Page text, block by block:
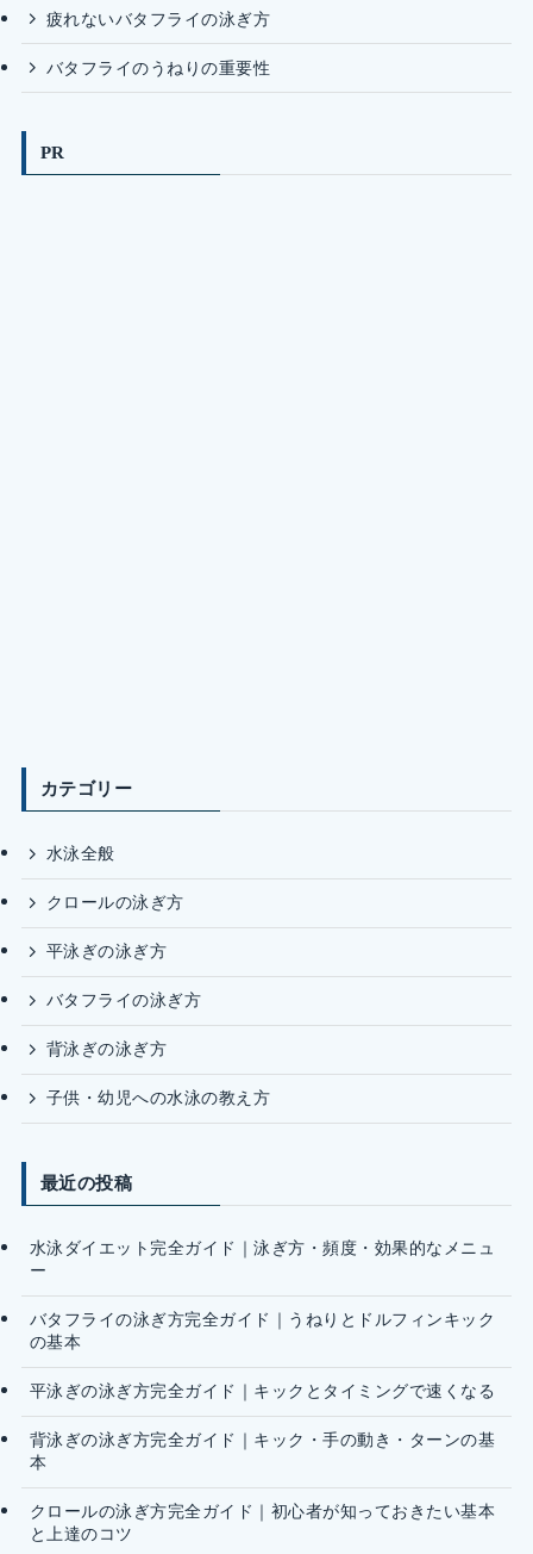
疲れないバタフライの泳ぎ方
バタフライのうねりの重要性
PR
カテゴリー
水泳全般
クロールの泳ぎ方
平泳ぎの泳ぎ方
バタフライの泳ぎ方
背泳ぎの泳ぎ方
子供・幼児への水泳の教え方
最近の投稿
水泳ダイエット完全ガイド｜泳ぎ方・頻度・効果的なメニュ
ー
バタフライの泳ぎ方完全ガイド｜うねりとドルフィンキック
の基本
平泳ぎの泳ぎ方完全ガイド｜キックとタイミングで速くなる
背泳ぎの泳ぎ方完全ガイド｜キック・手の動き・ターンの基
本
クロールの泳ぎ方完全ガイド｜初心者が知っておきたい基本
と上達のコツ